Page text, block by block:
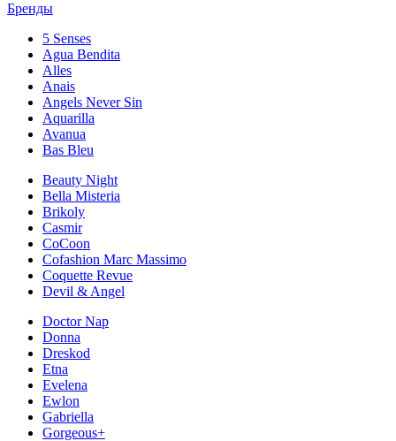
Бренды
5 Senses
Agua Bendita
Alles
Anais
Angels Never Sin
Aquarilla
Avanua
Bas Bleu
Beauty Night
Bella Misteria
Brikoly
Casmir
CoCoon
Cofashion Marc Massimo
Coquette Revue
Devil & Angel
Doctor Nap
Donna
Dreskod
Etna
Evelena
Ewlon
Gabriella
Gorgeous+